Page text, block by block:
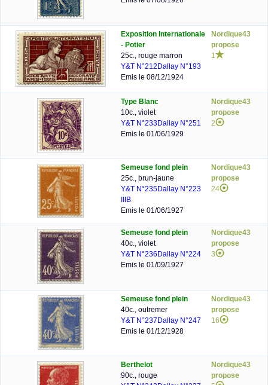
Exposition Internationale
- Potier
25c., rouge marron
Y&T N°212 Dallay N°193
Emis le 08/12/1924
Nordique43
propose
1
Type Blanc
10c., violet
Y&T N°233Dallay N°251
Emis le 01/06/1929
Nordique43
propose
2
Semeuse fond plein
25c., brun-jaune
Y&T N°235Dallay N°223
IIIB
Emis le 01/06/1927
Nordique43
propose
24
Semeuse fond plein
40c., violet
Y&T N°236 Dallay N°224
Emis le 01/09/1927
Nordique43
propose
3
Semeuse fond plein
40c., outremer
Y&T N°237 Dallay N°247
Emis le 01/12/1928
Nordique43
propose
16
Berthelot
90c., rouge
Nordique43
propose